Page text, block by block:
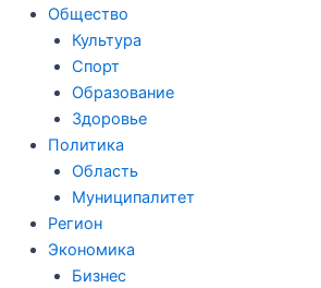
Общество
Культура
Спорт
Образование
Здоровье
Политика
Область
Муниципалитет
Регион
Экономика
Бизнес